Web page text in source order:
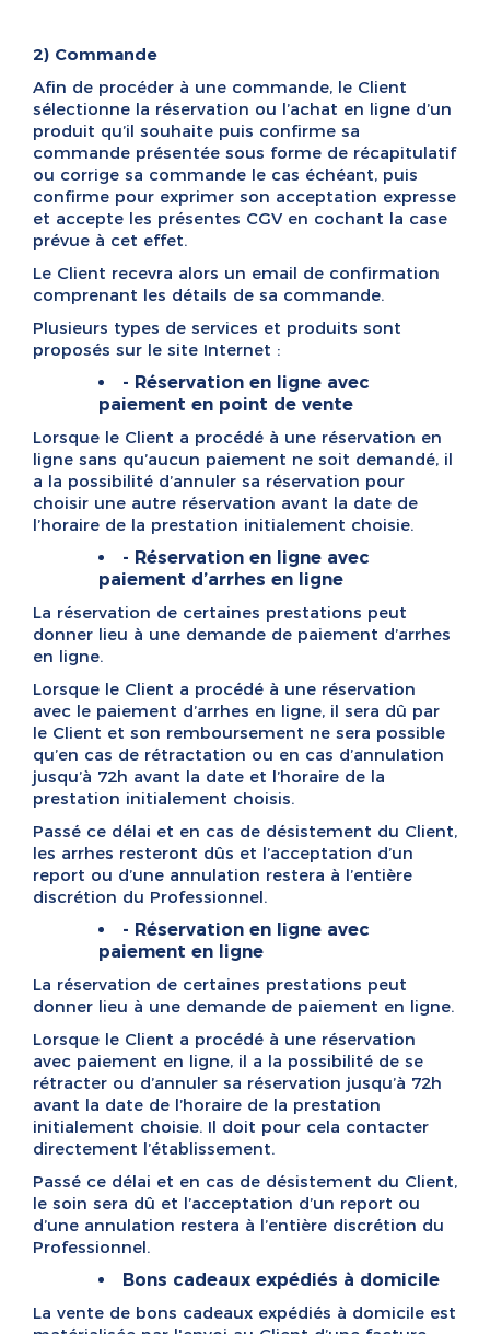
2) Commande
Afin de procéder à une commande, le Client
sélectionne la réservation ou l’achat en ligne d’un
produit qu’il souhaite puis confirme sa
commande présentée sous forme de récapitulatif
ou corrige sa commande le cas échéant, puis
confirme pour exprimer son acceptation expresse
et accepte les présentes CGV en cochant la case
prévue à cet effet.
Le Client recevra alors un email de confirmation
comprenant les détails de sa commande.
Plusieurs types de services et produits sont
proposés sur le site Internet :
- Réservation en ligne avec
paiement en point de vente
Lorsque le Client a procédé à une réservation en
ligne sans qu’aucun paiement ne soit demandé, il
a la possibilité d’annuler sa réservation pour
choisir une autre réservation avant la date de
l’horaire de la prestation initialement choisie.
- Réservation en ligne avec
paiement d’arrhes en ligne
La réservation de certaines prestations peut
donner lieu à une demande de paiement d’arrhes
en ligne.
Lorsque le Client a procédé à une réservation
avec le paiement d’arrhes en ligne, il sera dû par
le Client et son remboursement ne sera possible
qu’en cas de rétractation ou en cas d’annulation
jusqu’à 72h avant la date et l’horaire de la
prestation initialement choisis.
Passé ce délai et en cas de désistement du Client,
les arrhes resteront dûs et l’acceptation d’un
report ou d’une annulation restera à l’entière
discrétion du Professionnel.
- Réservation en ligne avec
paiement en ligne
La réservation de certaines prestations peut
donner lieu à une demande de paiement en ligne.
Lorsque le Client a procédé à une réservation
avec paiement en ligne, il a la possibilité de se
rétracter ou d’annuler sa réservation jusqu’à 72h
avant la date de l’horaire de la prestation
initialement choisie. Il doit pour cela contacter
directement l’établissement.
Passé ce délai et en cas de désistement du Client,
le soin sera dû et l’acceptation d’un report ou
d’une annulation restera à l’entière discrétion du
Professionnel.
Bons cadeaux expédiés à domicile
La vente de bons cadeaux expédiés à domicile est